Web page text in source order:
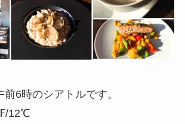
6時のシアトルです。
12℃